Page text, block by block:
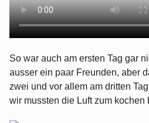
So war auch am ersten Tag gar
ausser ein paar Freunden, aber
zwei und vor allem am dritten
wir mussten die Luft zum kochen